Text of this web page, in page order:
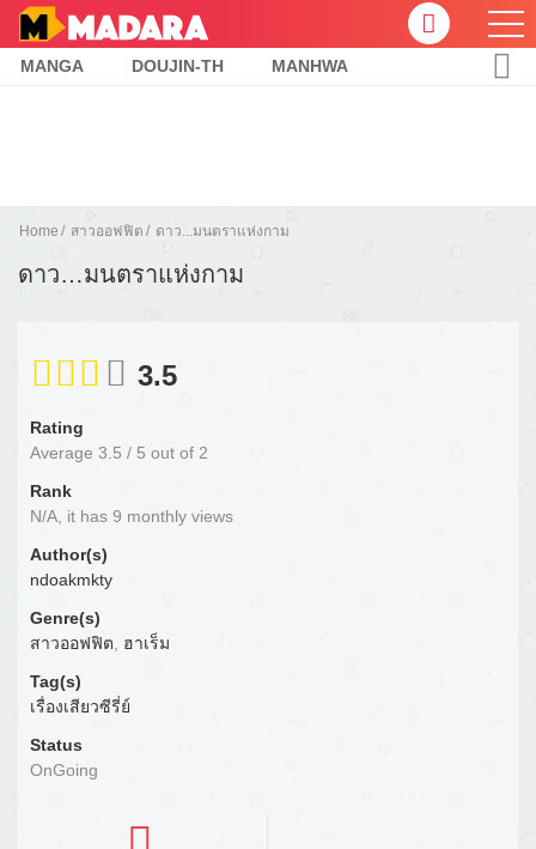
MANGA DOUJIN-TH MANHWA
Home สาวออฟฟิต ดาว...มนตราแห่งกาม
ดาว…มนตราแห่งกาม
3.5
Rating
Average 3.5 / 5 out of 2
Rank
N/A, it has 9 monthly views
Author(s)
ndoakmkty
Genre(s)
สาวออฟฟิต, ฮาเร็ม
Tag(s)
เรื่องเสียวซีรี่ย์
Status
OnGoing